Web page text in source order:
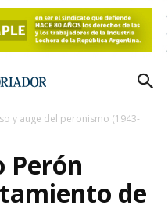
y auge del peronismo (1943-
Perón
de